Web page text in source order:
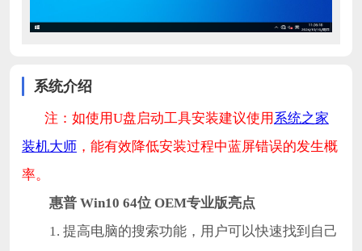
系统介绍
注：如使用U盘启动工具安装建议使用 系统之家
装机大师 ，能有效降低安装过程中蓝屏错误的发生概
率。
惠普 Win10 64位 OEM专业版亮点
1. 提高电脑的搜索功能，用户可以快速找到自己